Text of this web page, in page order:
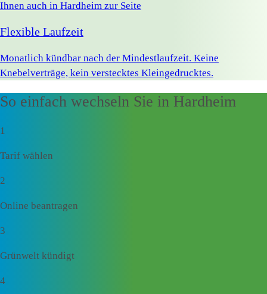
Ihnen auch in Hardheim zur Seite
Flexible Laufzeit
Monatlich kündbar nach der Mindestlaufzeit. Keine
Knebelverträge, kein verstecktes Kleingedrucktes.
So einfach wechseln Sie in Hardheim
1
Tarif wählen
2
Online beantragen
3
Grünwelt kündigt
4